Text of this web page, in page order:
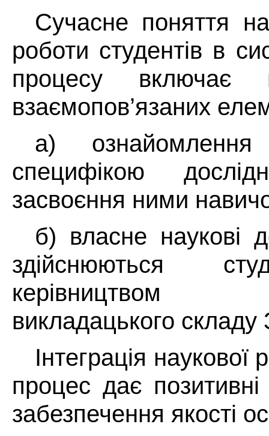
Сучасне поняття
роботи студентів в
процесу
взаємопов’язаних
а) ознайомлення
специфікою
засвоєння ними
б) власне наукові
здійснюються
керівництвом
викладацького
Інтеграція наукової
процес дає
забезпечення якості